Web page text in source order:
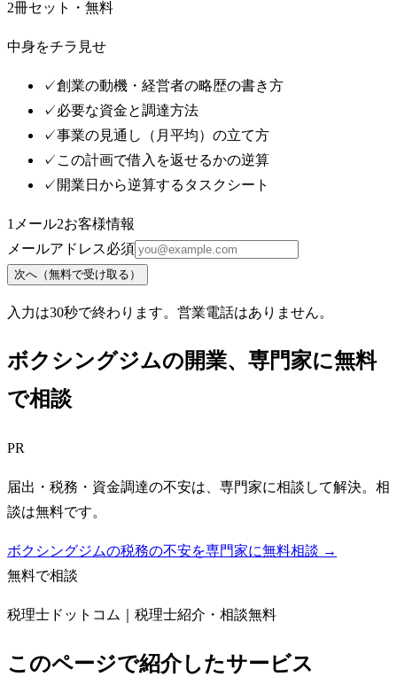
2冊セット・無料
中身をチラ見せ
✓創業の動機・経営者の略歴の書き方
✓必要な資金と調達方法
✓事業の見通し（月平均）の立て方
✓ この計画で借入を返せるかの逆算
✓ 開業日から逆算するタスクシート
1 メール2お客様情報
メールアドレス必須
次へ（無料で受け取る）
入力は30秒で終わります。営業電話はありません。
ボクシングジムの開業、専門家に無料
で相談
PR
届出・税務・資金調達の不安は、専門家に相談して解決。相
談は無料です。
ボクシングジムの税務の不安を専門家に無料相談 →
無料で相談
税理士ドットコム｜税理士紹介・相談無料
このページで紹介したサービス